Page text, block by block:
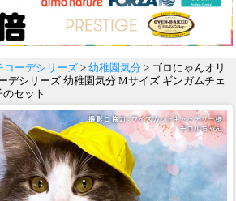
コーデシリーズ > 幼稚園気分 > ゴロにゃんオリ
デシリーズ 幼稚園気分 Mサイズ ギンガムチェ
セット